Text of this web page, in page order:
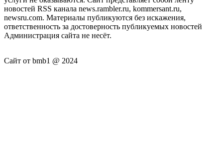
новостей RSS канала news.rambler.ru, kommersant.ru,
newsru.com. Материалы публикуются без искажения,
ответственность за достоверность публикуемых новостей
Администрация сайта не несёт.
Сайт от bmb1 @ 2024